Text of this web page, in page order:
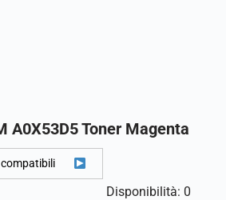
A0X53D5 Toner Magenta
Disponibilità: 0